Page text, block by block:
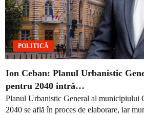
POLITICĂ
Ion Ceban: Planul Urbanistic
pentru 2040 intră…
Planul Urbanistic General al municipiului
2040 se află în proces de elaborare, iar